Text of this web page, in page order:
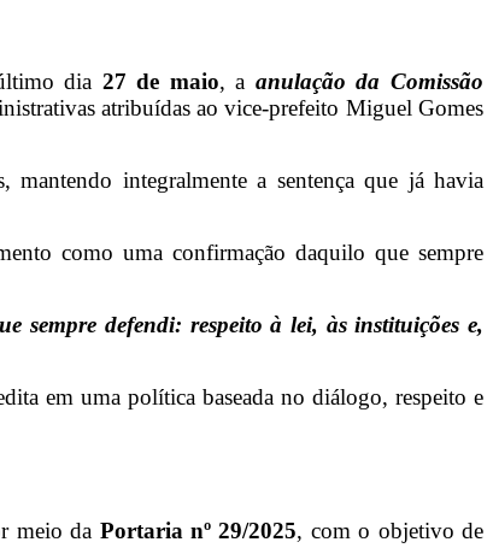
dia 27 de maio, a anulação da Comissão
atribuídas ao vice-prefeito Miguel Gomes
mantendo integralmente a sentença que já havia
como uma confirmação daquilo que sempre
sempre defendi: respeito à lei, às instituições e,
em uma política baseada no diálogo, respeito e
meio da Portaria nº 29/2025, com o objetivo de